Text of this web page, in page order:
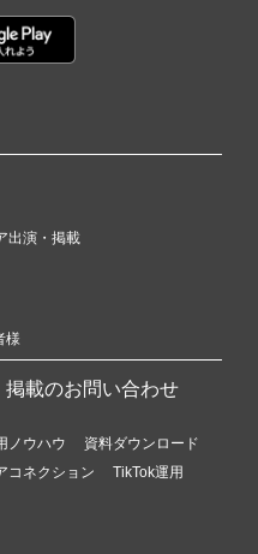
出演・掲載
様
掲載のお問い合わせ
ノウハウ
資料ダウンロード
コネクション
TikTok運用